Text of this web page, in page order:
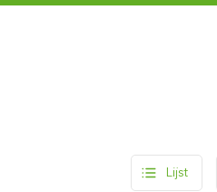
Lijst